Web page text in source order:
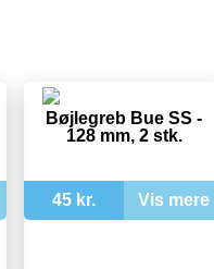
Bøjlegreb Bue SS -
128 mm, 2 stk.
45 kr. Vis mere